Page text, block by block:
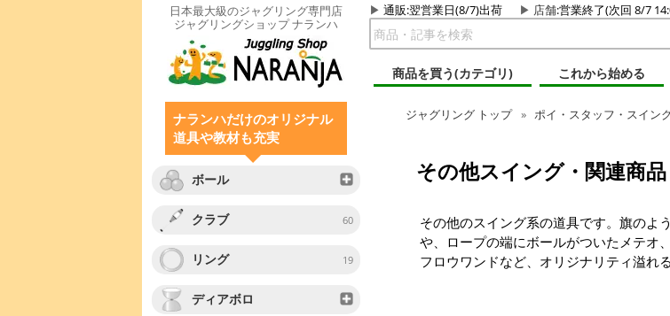
日本最大級のジャグリング専門店
ジャグリングショップ ナランハ
通販:翌営業日(8/7)出荷 店舗:営業終了(次回 8/7
商品を買う(カテゴリ)
これから始める
ナランハだけのオリジナル
道具や教材も充実
ボール
クラブ 60
リング 19
ディアボロ
ジャグリング トップ ポイ・スタッフ・スイン
その他スイング・関連商品
その他のスイング系の道具です。旗のよ
や、ロープの端にボールがついたメテオ
フロウワンドなど、オリジナリティ溢れ